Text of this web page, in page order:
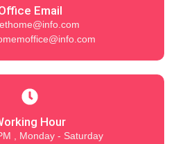
Email
Hour
, Monday - Saturday